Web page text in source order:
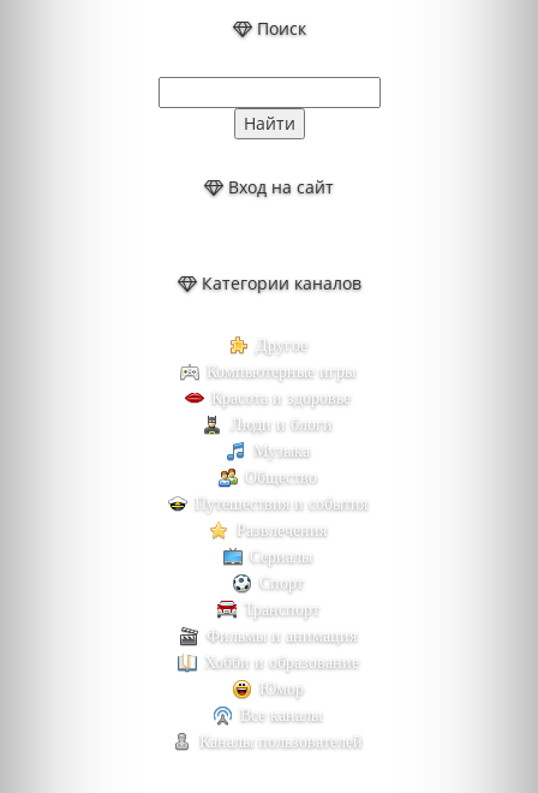
Поиск
Вход на сайт
Категории каналов
Другое
Компьютерные игры
Красота и здоровье
Люди и блоги
Музыка
Общество
Путешествия и события
Развлечения
Сериалы
Спорт
Транспорт
Фильмы и анимация
Хобби и образование
Юмор
Все каналы
Каналы пользователей